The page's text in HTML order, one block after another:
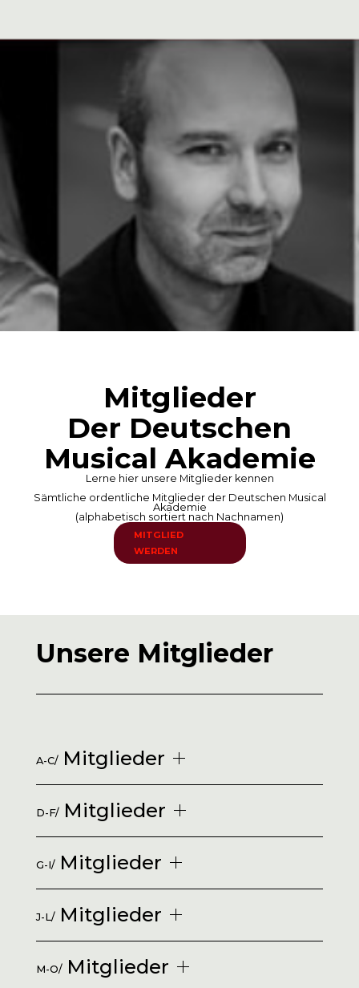
Mitglieder
Der Deutschen
Musical Akademie
Lerne hier unsere Mitglieder kennen
Sämtliche ordentliche Mitglieder der Deutschen Musical
Akademie
(alphabetisch sortiert nach Nachnamen)
MITGLIED
WERDEN
Unsere Mitglieder
A-C/ Mitglieder
D-F/ Mitglieder
G-I/ Mitglieder
J-L/ Mitglieder
M-O/ Mitglieder